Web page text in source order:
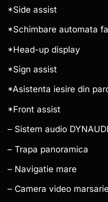
*Side assist
*Schimbare automata
*Head-up display
*Sign assist
*Asistenta iesire din
*Front assist
– Sistem audio
– Trapa panoramica
– Navigatie mare
– Camera video